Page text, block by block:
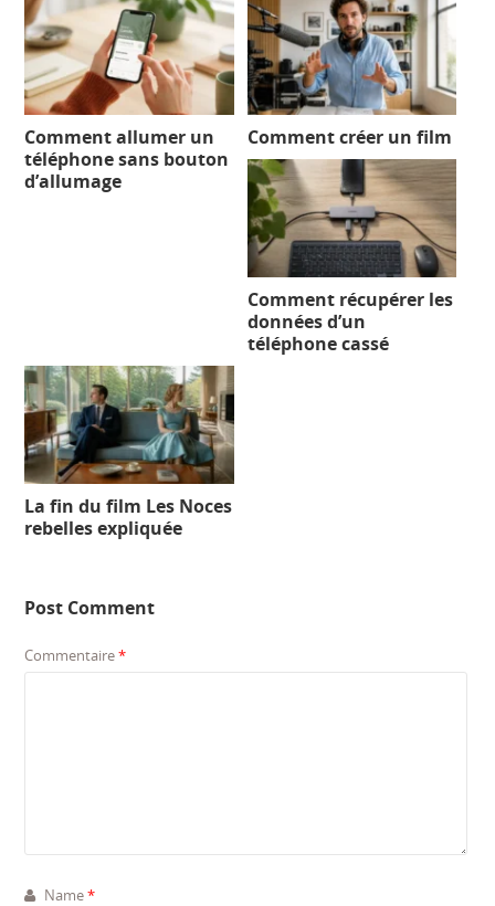
Comment allumer un
téléphone sans bouton
d’allumage
Comment créer un film
Comment récupérer les
données d’un
téléphone cassé
La fin du film Les Noces
rebelles expliquée
Post Comment
Commentaire*
Name*